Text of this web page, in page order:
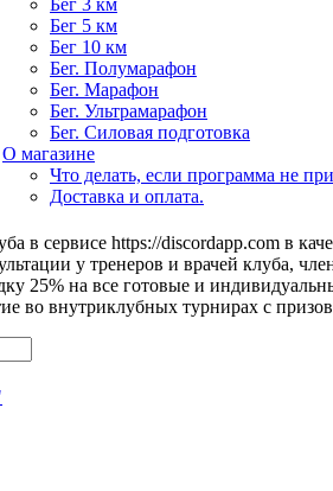
Бег 3 км
Бег 5 км
Бег 10 км
Бег. Полумарафон
Бег. Марафон
Бег. Ультрамарафон
Бег. Силовая подготовка
О магазине
Что делать, если программа не
Доставка и оплата.
в сервисе https://discordapp.com в
у тренеров и врачей клуба,
25% на все готовые и
во внутриклубных турнирах с